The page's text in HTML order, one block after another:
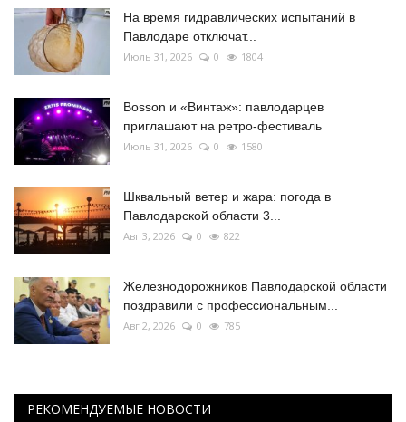
На время гидравлических испытаний в
Павлодаре отключат...
Июль 31, 2026 0 1804
Bosson и «Винтаж»: павлодарцев
приглашают на ретро-фестиваль
Июль 31, 2026 0 1580
Шквальный ветер и жара: погода в
Павлодарской области 3...
Авг 3, 2026 0 822
Железнодорожников Павлодарской области
поздравили с профессиональным...
Авг 2, 2026 0 785
РЕКОМЕНДУЕМЫЕ НОВОСТИ